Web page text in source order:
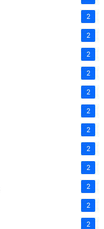
2
2
2
2
2
2
2
2
2
2
2
2